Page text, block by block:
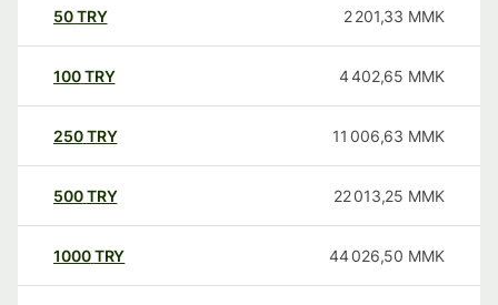
50TRY 2 201,33 MMK
100TRY 4 402,65 MMK
250TRY 11 006,63 MMK
500TRY 22 013,25 MMK
1000TRY 44 026,50 MMK